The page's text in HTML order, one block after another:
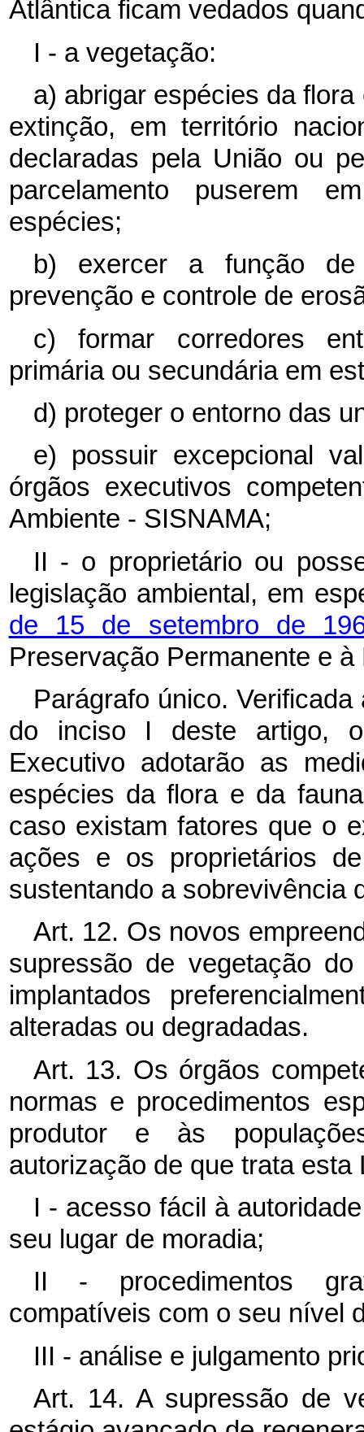
Atlântica ficam vedados
I - a vegetação:
a) abrigar espécies da
extinção, em território
declaradas pela União ou
parcelamento puserem
espécies;
b) exercer a função
prevenção e controle de
c) formar corredores
primária ou secundária em
d) proteger o entorno das
e) possuir excepcional
órgãos executivos
Ambiente - SISNAMA;
II - o proprietário ou
legislação ambiental, em
de 15 de setembro de
Preservação Permanente e
Parágrafo único.
do inciso I deste artigo,
Executivo adotarão as
espécies da flora e da
caso existam fatores que o
ações e os proprietários
sustentando a sobrevivência
Art. 12. Os novos
supressão de vegetação
implantados
alteradas ou degradadas.
Art. 13. Os órgãos
normas e procedimentos
produtor e às
autorização de que trata esta
I - acesso fácil à
seu lugar de moradia;
II - procedimentos
compatíveis com o seu nível
III - análise e julgamento
Art. 14. A supressão de